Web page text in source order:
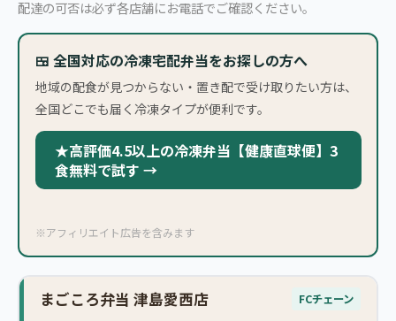
配達の可否は必ず各店舗にお電話でご確認ください。
🍱 全国対応の冷凍宅配弁当をお探しの方へ
地域の配食が見つからない・置き配で受け取りたい方は、
全国どこでも届く冷凍タイプが便利です。
★高評価4.5以上の冷凍弁当【健康直球便】3
食無料で試す →
※アフィリエイト広告を含みます
まごころ弁当 津島愛西店 FCチェーン